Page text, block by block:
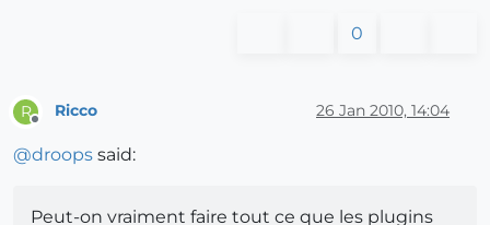
0
R Ricco 26 Jan 2010, 14:04
@droops said:
Peut-on vraiment faire tout ce que les plugins